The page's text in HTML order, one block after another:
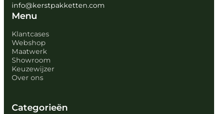
info@kerstpakketten.com
Menu
Klantcases
Webshop
Maatwerk
Showroom
Keuzewijzer
Over ons
Categorieën